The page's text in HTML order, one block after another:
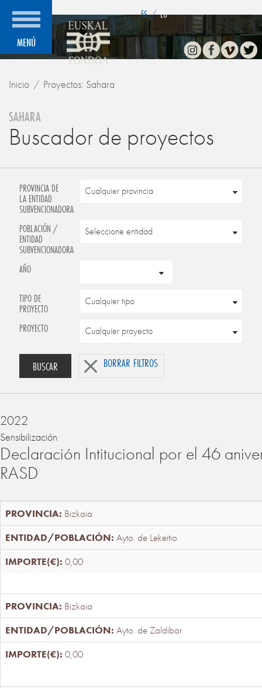
MENÚ
ES / EU
InstagramFacebook
Vimeo
Inicio Proyectos: Sahara
SAHARA
Buscador de proyectos
PROVINCIA DE
LA ENTIDAD
SUBVENCIONADORA
POBLACIÓN /
ENTIDAD
SUBVENCIONADORA
AÑO
TIPO DE
PROYECTO
PROYECTO
BUSCAR BORRAR FILTROS
2022
Sensibilización
Declaración Intitucional por el 46
RASD
Bizkaia
Ayto. de Lekeitio
0,00
Bizkaia
Ayto. de Zaldibar
0,00